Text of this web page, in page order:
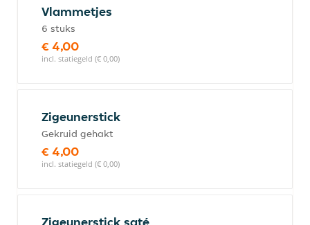
Vlammetjes
6 stuks
€ 4,00
incl. statiegeld (€ 0,00)
Zigeunerstick
Gekruid gehakt
€ 4,00
incl. statiegeld (€ 0,00)